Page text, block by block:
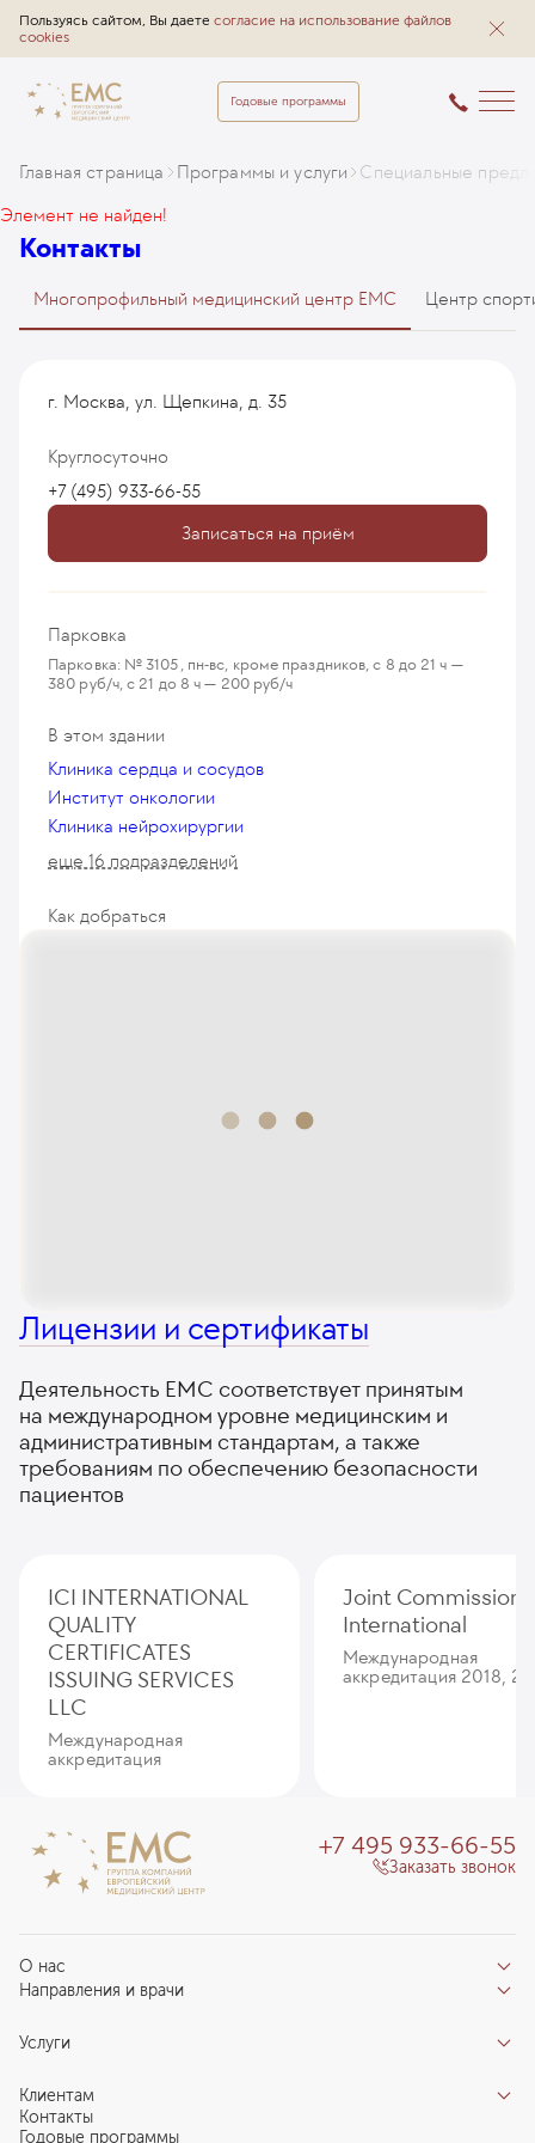
Пользуясь сайтом, Вы даете согласие на использование файлов
cookies
Годовые программы
Главная страница Программы и услуги
Специальные
Элемент не найден!
Контакты
Многопрофильный медицинский центр EMC Центр
г. Москва, ул. Щепкина, д. 35
Круглосуточно
+7 (495) 933-66-55
Записаться на приём
Парковка
Парковка: № 3105, пн-вс, кроме праздников, с 8 до 21 ч —
380 руб/ч, с 21 до 8 ч — 200 руб/ч
В этом здании
Клиника сердца и сосудов
Институт онкологии
Клиника нейрохирургии
еще 16 подразделений
Как добраться
Лицензии и сертификаты
Деятельность ЕМС соответствует принятым
на международном уровне медицинским и
административным стандартам, а также
требованиям по обеспечению безопасности
пациентов
ICI INTERNATIONAL
QUALITY
CERTIFICATES
ISSUING SERVICES
LLC
Международная
аккредитация
Joint Commission
International
Международная
аккредитация 2018,
О нас
Отзывы пациентов
О клинике
Новости
Специалистам
Направления и врачи
Направления
Центры компетенций
Услуги
Индивидуальный план здоровья
Клиентам
Запись на прием
Контакты
Годовые программы
+7 495 933-66-55
Заказать звонок